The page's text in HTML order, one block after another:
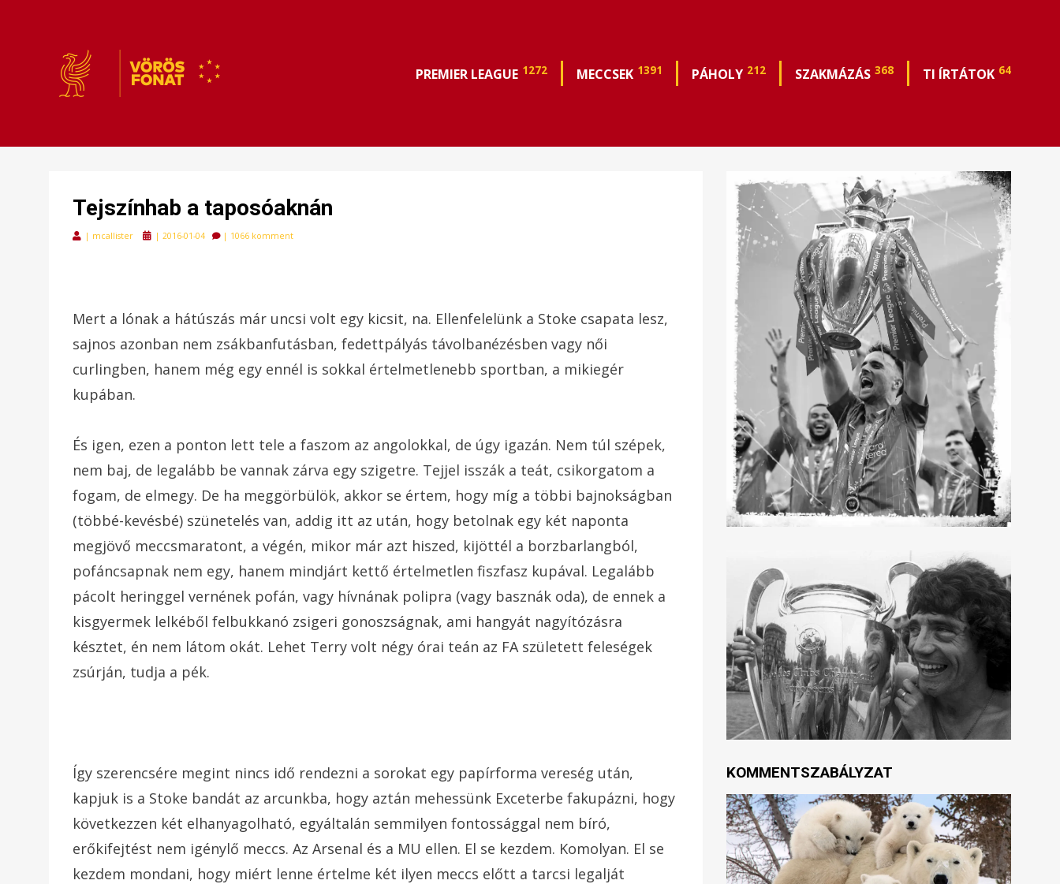
PREMIER LEAGUE 1272 MECCSEK 1391 PÁHOLY 212 SZAKMÁZÁS 368 TI ÍRTÁTOK 64
Tejszínhab a taposóaknán
| mcallister
Posted
| 2016-01-04 | 1066 komment
Mert a lónak a hátúszás már uncsi volt egy kicsit, na. Ellenfelelünk a Stoke csapata lesz,
sajnos azonban nem zsákbanfutásban, fedettpályás távolbanézésben vagy női
curlingben, hanem még egy ennél is sokkal értelmetlenebb sportban, a mikiegér
kupában.
És igen, ezen a ponton lett tele a faszom az angolokkal, de úgy igazán. Nem túl szépek,
nem baj, de legalább be vannak zárva egy szigetre. Tejjel isszák a teát, csikorgatom a
fogam, de elmegy. De ha meggörbülök, akkor se értem, hogy míg a többi bajnokságban
(többé-kevésbé) szünetelés van, addig itt az után, hogy betolnak egy két naponta
megjövő meccsmaratont, a végén, mikor már azt hiszed, kijöttél a borzbarlangból,
pofáncsapnak nem egy, hanem mindjárt kettő értelmetlen fiszfasz kupával. Legalább
pácolt heringgel vernének pofán, vagy hívnának polipra (vagy basznák oda), de ennek a
kisgyermek lelkéből felbukkanó zsigeri gonoszságnak, ami hangyát nagyítózásra
késztet, én nem látom okát. Lehet Terry volt négy órai teán az FA született feleségek
zsúrján, tudja a pék.
Így szerencsére megint nincs idő rendezni a sorokat egy papírforma vereség után,
kapjuk is a Stoke bandát az arcunkba, hogy aztán mehessünk Exceterbe fakupázni, hogy
következzen két elhanyagolható, egyáltalán semmilyen fontossággal nem bíró,
erőkifejtést nem igénylő meccs. Az Arsenal és a MU ellen. El se kezdem. Komolyan. El se
kezdem mondani, hogy miért lenne értelme két ilyen meccs előtt a tarcsi legalját
KOMMENTSZABÁLYZAT